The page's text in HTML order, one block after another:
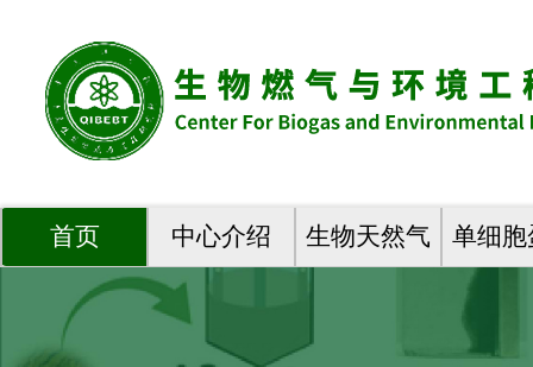
首页 中心介绍 生物天然气 单细